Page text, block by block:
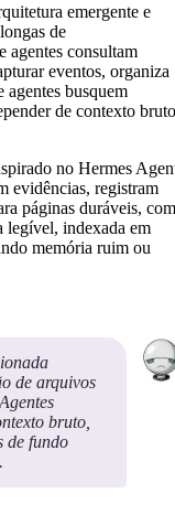
emergente e
de
agentes consultam
eventos, organiza
busquem
de contexto bruto
no Hermes
evidências, registram
páginas duráveis, com
legível, indexada em
memória ruim ou
de arquivos
bruto,
de fundo